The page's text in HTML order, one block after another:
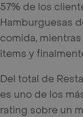
57% de los
Hamburguesas
comida,
items y
Del total de
es uno de los
rating sobre un